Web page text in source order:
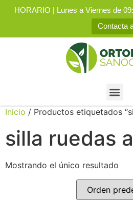
HORARIO | Lunes a Viernes de
Contacta
Inicio / Productos etiquetados
silla ruedas
Mostrando el único resultado